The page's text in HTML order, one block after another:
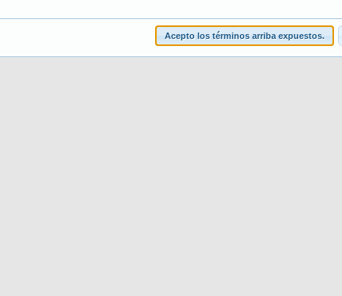
Acepto los términos arriba expuestos.